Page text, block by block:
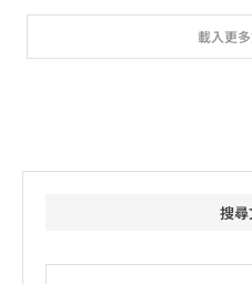
載入更
搜